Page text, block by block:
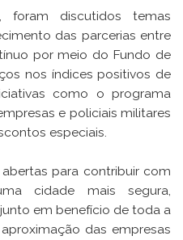
discutidos temas
das parcerias entre
por meio do Fundo de
nos índices positivos de
como o programa
e policiais militares
especiais.
para contribuir com
cidade mais segura,
em benefício de toda a
das empresas